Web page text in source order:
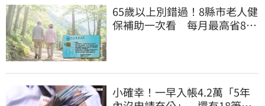
65歲以上別錯過！8縣市老人健
保補助一次看 每月最高省826
小確幸！一早入帳4.2萬「5年